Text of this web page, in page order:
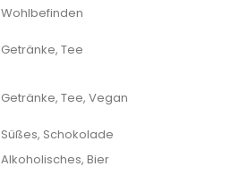
Wohlbefinden
Getränke, Tee
Getränke, Tee, Vegan
Süßes, Schokolade
Alkoholisches, Bier